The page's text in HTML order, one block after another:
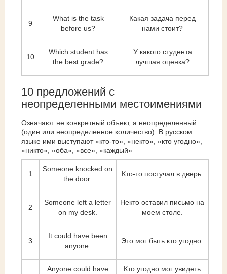
9
What is the task
before us?
Какая задача перед
нами стоит?
10
Which student has
the best grade?
У какого студента
лучшая оценка?
10 предложений с
неопределенными местоимениями
Означают не конкретный объект, а неопределенный
(один или неопределенное количество). В русском
языке ими выступают «кто-то», «некто», «кто угодно»,
«никто», «оба», «все», «каждый»
1
Someone knocked on
the door.
Кто-то постучал в дверь.
2
Someone left a letter
on my desk.
Некто оставил письмо на
моем столе.
3
It could have been
anyone.
Это мог быть кто угодно.
Anyone could have
Кто угодно мог увидеть